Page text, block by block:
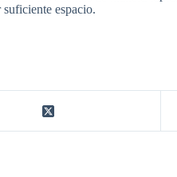
espacio.